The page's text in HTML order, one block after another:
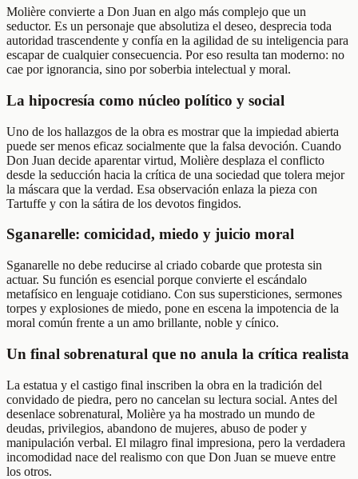
Molière convierte a Don Juan en algo más complejo que un
seductor. Es un personaje que absolutiza el deseo, desprecia toda
autoridad trascendente y confía en la agilidad de su inteligencia para
escapar de cualquier consecuencia. Por eso resulta tan moderno: no
cae por ignorancia, sino por soberbia intelectual y moral.
La hipocresía como núcleo político y social
Uno de los hallazgos de la obra es mostrar que la impiedad abierta
puede ser menos eficaz socialmente que la falsa devoción. Cuando
Don Juan decide aparentar virtud, Molière desplaza el conflicto
desde la seducción hacia la crítica de una sociedad que tolera mejor
la máscara que la verdad. Esa observación enlaza la pieza con
Tartuffe y con la sátira de los devotos fingidos.
Sganarelle: comicidad, miedo y juicio moral
Sganarelle no debe reducirse al criado cobarde que protesta sin
actuar. Su función es esencial porque convierte el escándalo
metafísico en lenguaje cotidiano. Con sus supersticiones, sermones
torpes y explosiones de miedo, pone en escena la impotencia de la
moral común frente a un amo brillante, noble y cínico.
Un final sobrenatural que no anula la crítica realista
La estatua y el castigo final inscriben la obra en la tradición del
convidado de piedra, pero no cancelan su lectura social. Antes del
desenlace sobrenatural, Molière ya ha mostrado un mundo de
deudas, privilegios, abandono de mujeres, abuso de poder y
manipulación verbal. El milagro final impresiona, pero la verdadera
incomodidad nace del realismo con que Don Juan se mueve entre
los otros.